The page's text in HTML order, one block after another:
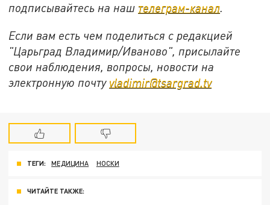
подписывайтесь на наш телеграм-канал.
Если вам есть чем поделиться с редакцией
"Царьград Владимир/Иваново", присылайте
свои наблюдения, вопросы, новости на
электронную почту vladimir@tsargrad.tv
ТЕГИ: МЕДИЦИНА НОСКИ
ЧИТАЙТЕ ТАКЖЕ: